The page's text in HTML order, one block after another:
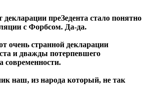
декларации преЗедента стало понятно
с Форбсом. Да-да.
очень странной декларации
и дважды потерпевшего
современности.
наш, из народа который, не так